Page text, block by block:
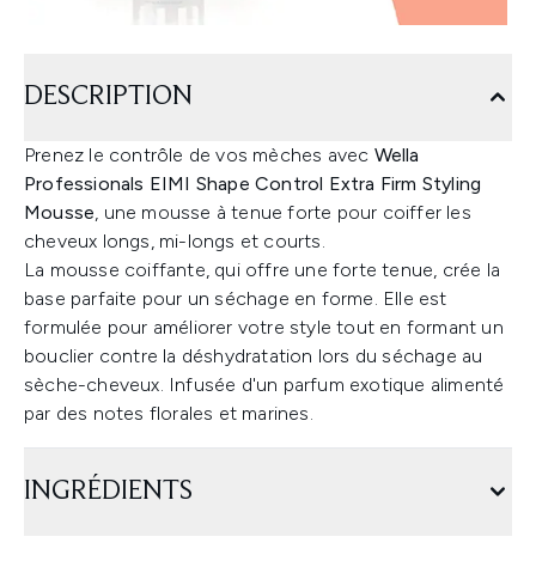
DESCRIPTION
Prenez le contrôle de vos mèches avec Wella
Professionals EIMI Shape Control Extra Firm Styling
Mousse, une mousse à tenue forte pour coiffer les
cheveux longs, mi-longs et courts.
La mousse coiffante, qui offre une forte tenue, crée la
base parfaite pour un séchage en forme. Elle est
formulée pour améliorer votre style tout en formant un
bouclier contre la déshydratation lors du séchage au
sèche-cheveux. Infusée d'un parfum exotique alimenté
par des notes florales et marines.
INGRÉDIENTS